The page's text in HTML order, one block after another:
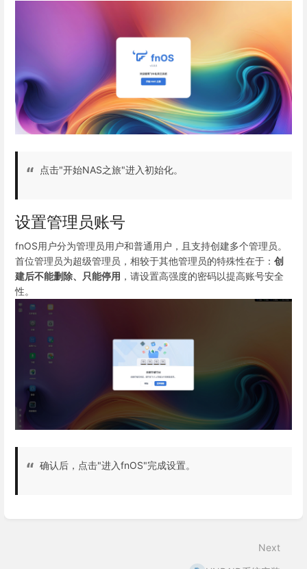
点击"开始NAS之旅"进入初始化。
设置管理员账号
fnOS用户分为管理员用户和普通用户，且支持创建多个管理员。
首位管理员为超级管理员，相较于其他管理员的特殊性在于： 创
建后不能删除、只能停用 ，请设置高强度的密码以提高账号安全
性。
确认后，点击"进入fnOS"完成设置。
Next